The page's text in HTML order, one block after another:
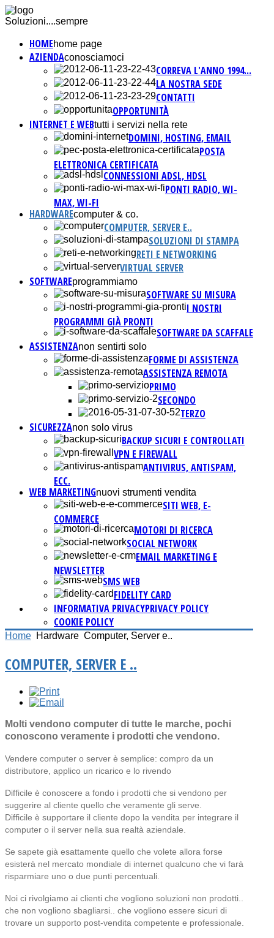
Soluzioni....sempre
HOMEhome page
AZIENDAconosciamoci
CORREVA L'ANNO 1994...
LA NOSTRA SEDE
CONTATTI
OPPORTUNITÀ
INTERNET E WEBtutti i servizi nella rete
DOMINI, HOSTING, EMAIL
POSTA
ELETTRONICA CERTIFICATA
CONNESSIONI ADSL, HDSL
PONTI RADIO, WI-
MAX, WI-FI
HARDWAREcomputer & co.
COMPUTER, SERVER E..
SOLUZIONI DI STAMPA
RETI E NETWORKING
VIRTUAL SERVER
SOFTWAREprogrammiamo
SOFTWARE SU MISURA
I NOSTRI
PROGRAMMI GIÀ PRONTI
SOFTWARE DA SCAFFALE
ASSISTENZAnon sentirti solo
FORME DI ASSISTENZA
ASSISTENZA REMOTA
PRIMO
SECONDO
TERZO
SICUREZZAnon solo virus
BACKUP SICURI E CONTROLLATI
VPN E FIREWALL
ANTIVIRUS, ANTISPAM,
ECC.
WEB MARKETINGnuovi strumenti vendita
SITI WEB, E-
COMMERCE
MOTORI DI RICERCA
SOCIAL NETWORK
EMAIL MARKETING E
NEWSLETTER
SMS WEB
FIDELITY CARD
PRIVACY POLICY
INFORMATIVA PRIVACY
COOKIE POLICY
Home Hardware Computer, Server e..
COMPUTER, SERVER E ..
Molti vendono computer di tutte le marche, pochi
conoscono veramente i prodotti che vendono.
Vendere computer o server è semplice: compro da un
distributore, applico un ricarico e lo rivendo
Difficile è conoscere a fondo i prodotti che si vendono per
suggerire al cliente quello che veramente gli serve.
Difficile è supportare il cliente dopo la vendita per integrare il
computer o il server nella sua realtà aziendale.
Se sapete già esattamente quello che volete allora forse
esisterà nel mercato mondiale di internet qualcuno che vi farà
risparmiare uno o due punti percentuali.
Noi ci rivolgiamo ai clienti che vogliono soluzioni non prodotti..
che non vogliono sbagliarsi.. che vogliono essere sicuri di
trovare un supporto post-vendita competente e professionale.